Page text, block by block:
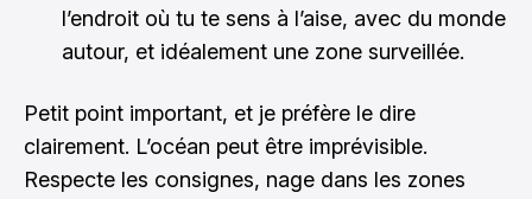
l’endroit où tu te sens à l’aise, avec du monde
autour, et idéalement une zone surveillée.
Petit point important, et je préfère le dire
clairement. L’océan peut être imprévisible.
Respecte les consignes, nage dans les zones